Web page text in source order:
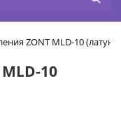
ZONT MLD-10 (латунь)
10